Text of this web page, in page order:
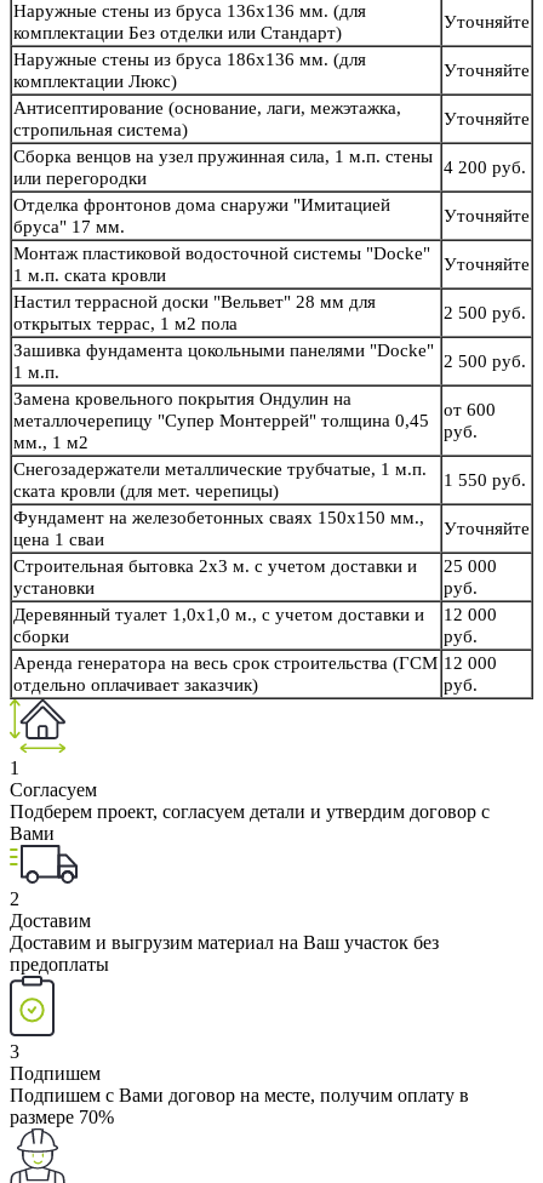
Наружные стены из бруса 136х136 мм. (для
комплектации Без отделки или Стандарт)
Уточняйте
Наружные стены из бруса 186х136 мм. (для
комплектации Люкс)
Уточняйте
Антисептирование (основание, лаги, межэтажка,
стропильная система)
Уточняйте
Сборка венцов на узел пружинная сила, 1 м.п. стены
или перегородки
4 200 руб.
Отделка фронтонов дома снаружи "Имитацией
бруса" 17 мм.
Уточняйте
Монтаж пластиковой водосточной системы "Docke"
1 м.п. ската кровли
Уточняйте
Настил террасной доски "Вельвет" 28 мм для
открытых террас, 1 м2 пола
2 500 руб.
Зашивка фундамента цокольными панелями "Docke"
1 м.п.
2 500 руб.
Замена кровельного покрытия Ондулин на
металлочерепицу "Супер Монтеррей" толщина 0,45
мм., 1 м2
от 600
руб.
Снегозадержатели металлические трубчатые, 1 м.п.
ската кровли (для мет. черепицы)
1 550 руб.
Фундамент на железобетонных сваях 150х150 мм.,
цена 1 сваи
Уточняйте
Строительная бытовка 2х3 м. с учетом доставки и
установки
25 000
руб.
Деревянный туалет 1,0х1,0 м., с учетом доставки и
сборки
12 000
руб.
Аренда генератора на весь срок строительства (ГСМ
отдельно оплачивает заказчик)
12 000
руб.
1
Согласуем
Подберем проект, согласуем детали и утвердим договор с
Вами
2
Доставим
Доставим и выгрузим материал на Ваш участок без
предоплаты
3
Подпишем
Подпишем с Вами договор на месте, получим оплату в
размере 70%